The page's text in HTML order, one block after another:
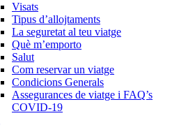
Visats
Tipus d’allojtaments
La seguretat al teu viatge
Què m’emporto
Salut
Com reservar un viatge
Condicions Generals
Assegurances de viatge i FAQ’s
COVID-19